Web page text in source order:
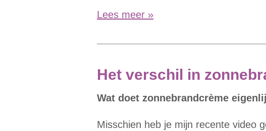
Lees meer »
Het verschil in
Wat doet zonnebrandcrème
Misschien heb je mijn recente video